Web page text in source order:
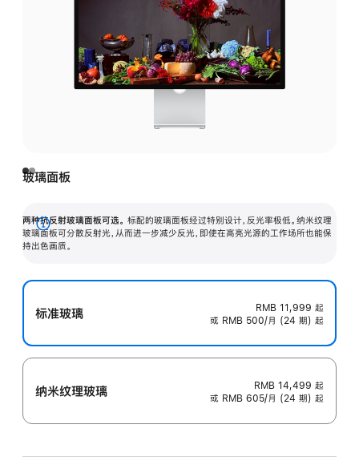
玻璃面板
两种抗反射玻璃面板可选。 标配的玻璃面板经过特别设计，反光率极低。纳米纹理
玻璃面板可分散反射光，从而进一步减少反光，即使在高亮光源的工作场所也能保
持出色画质。
展
开
标准玻璃 RMB 11,999 起
或 RMB 500/月 (24 期) 起
纳米纹理玻璃 RMB 14,499 起
或 RMB 605/月 (24 期) 起